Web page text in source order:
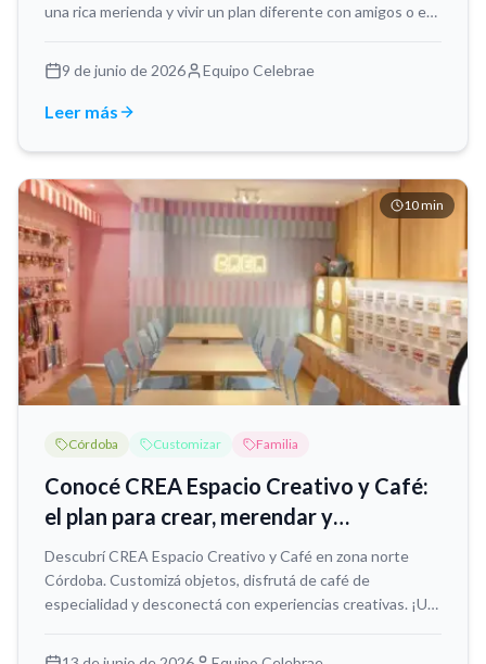
una rica merienda y vivir un plan diferente con amigos o en
9 de junio de 2026
Equipo Celebrae
Leer más
10min
Córdoba Customizar Familia
Conocé CREA Espacio Creativo y Café:
el plan para crear, merendar y
desconectar en zona norte
Descubrí CREA Espacio Creativo y Café en zona norte
Córdoba. Customizá objetos, disfrutá de café de
especialidad y desconectá con experiencias creativas. ¡Un